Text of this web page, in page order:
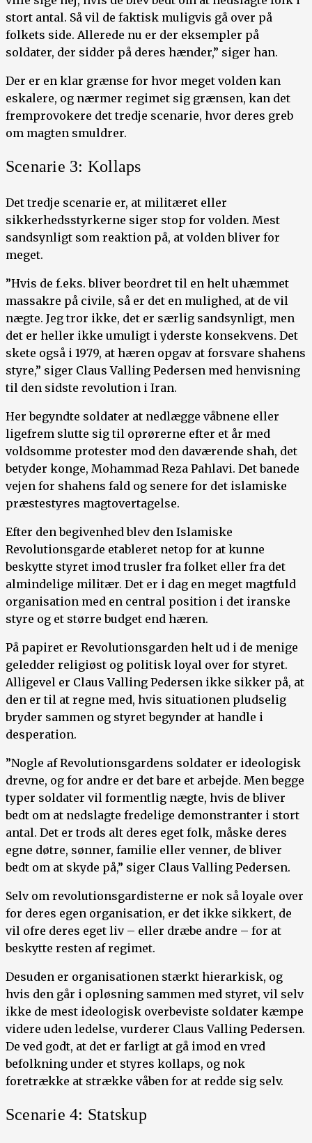
stort antal. Så vil de faktisk muligvis gå over på
folkets side. Allerede nu er der eksempler på
soldater, der sidder på deres hænder,” siger han.
Der er en klar grænse for hvor meget volden kan
eskalere, og nærmer regimet sig grænsen, kan det
fremprovokere det tredje scenarie, hvor deres greb
om magten smuldrer.
Scenarie 3: Kollaps
Det tredje scenarie er, at militæret eller
sikkerhedsstyrkerne siger stop for volden. Mest
sandsynligt som reaktion på, at volden bliver for
meget.
”Hvis de f.eks. bliver beordret til en helt uhæmmet
massakre på civile, så er det en mulighed, at de vil
nægte. Jeg tror ikke, det er særlig sandsynligt, men
det er heller ikke umuligt i yderste konsekvens. Det
skete også i 1979, at hæren opgav at forsvare shahens
styre,” siger Claus Valling Pedersen med henvisning
til den sidste revolution i Iran.
Her begyndte soldater at nedlægge våbnene eller
ligefrem slutte sig til oprørerne efter et år med
voldsomme protester mod den daværende shah, det
betyder konge, Mohammad Reza Pahlavi. Det banede
vejen for shahens fald og senere for det islamiske
præstestyres magtovertagelse.
Efter den begivenhed blev den Islamiske
Revolutionsgarde etableret netop for at kunne
beskytte styret imod trusler fra folket eller fra det
almindelige militær. Det er i dag en meget magtfuld
organisation med en central position i det iranske
styre og et større budget end hæren.
På papiret er Revolutionsgarden helt ud i de menige
geledder religiøst og politisk loyal over for styret.
Alligevel er Claus Valling Pedersen ikke sikker på, at
den er til at regne med, hvis situationen pludselig
bryder sammen og styret begynder at handle i
desperation.
”Nogle af Revolutionsgardens soldater er ideologisk
drevne, og for andre er det bare et arbejde. Men begge
typer soldater vil formentlig nægte, hvis de bliver
bedt om at nedslagte fredelige demonstranter i stort
antal. Det er trods alt deres eget folk, måske deres
egne døtre, sønner, familie eller venner, de bliver
bedt om at skyde på,” siger Claus Valling Pedersen.
Selv om revolutionsgardisterne er nok så loyale over
for deres egen organisation, er det ikke sikkert, de
vil ofre deres eget liv – eller dræbe andre – for at
beskytte resten af regimet.
Desuden er organisationen stærkt hierarkisk, og
hvis den går i opløsning sammen med styret, vil selv
ikke de mest ideologisk overbeviste soldater kæmpe
videre uden ledelse, vurderer Claus Valling Pedersen.
De ved godt, at det er farligt at gå imod en vred
befolkning under et styres kollaps, og nok
foretrække at strække våben for at redde sig selv.
Scenarie 4: Statskup